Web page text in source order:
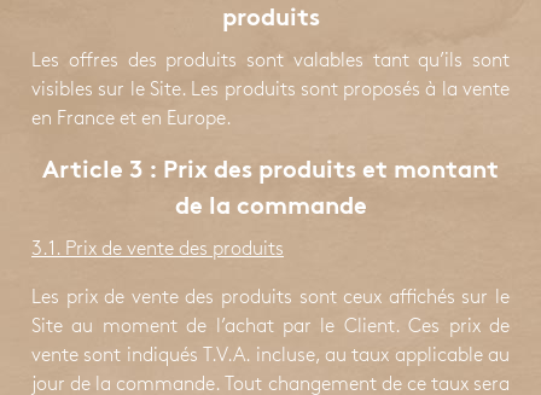
produits
Les offres des produits sont valables tant qu’ils sont
visibles sur le Site. Les produits sont proposés à la vente
en France et en Europe.
Article 3 : Prix des produits et montant
de la commande
3.1. Prix de vente des produits
Les prix de vente des produits sont ceux affichés sur le
Site au moment de l’achat par le Client. Ces prix de
vente sont indiqués T.V.A. incluse, au taux applicable au
jour de la commande. Tout changement de ce taux sera